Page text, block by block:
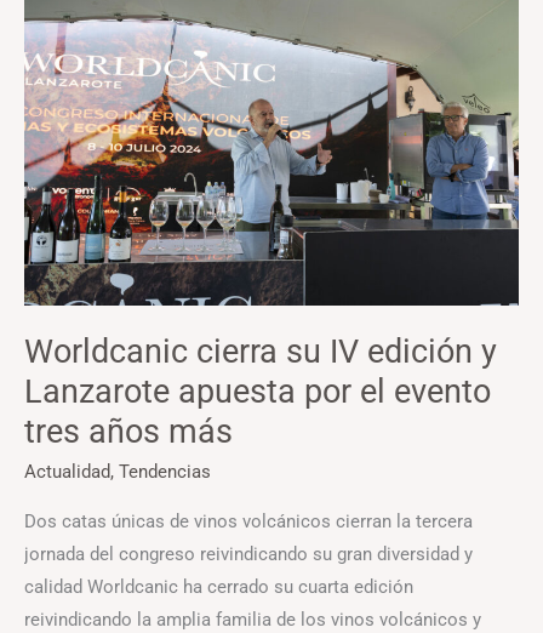
Worldcanic cierra su IV edición y
Lanzarote apuesta por el evento
tres años más
Actualidad, Tendencias
Dos catas únicas de vinos volcánicos cierran la tercera
jornada del congreso reivindicando su gran diversidad y
calidad Worldcanic ha cerrado su cuarta edición
reivindicando la amplia familia de los vinos volcánicos y
cierra
su
IV
edición
y
Lanzarote
apuesta
por
el
tres
años
más